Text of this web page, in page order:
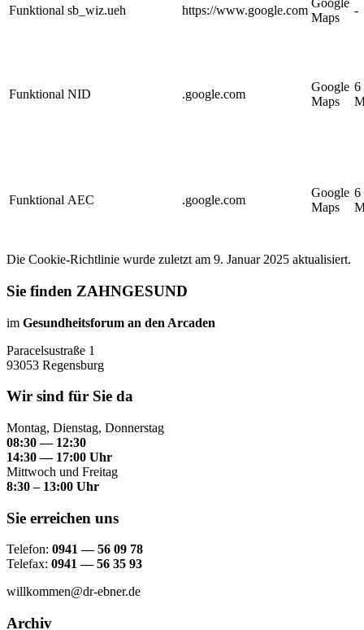
Funktional sb_wiz.ueh https://www.google.com
Google
Maps
-
Funktional NID .google.com
Google
Maps
6
Funktional AEC .google.com
Google
Maps
6
Die Cookie-Richtlinie wurde zuletzt am 9. Januar 2025 aktualisiert.
Sie finden ZAHNGESUND
im Gesundheitsforum an den Arcaden
Paracelsustraße 1
93053 Regensburg
Wir sind für Sie da
Montag, Dienstag, Donnerstag
08:30 — 12:30
14:30 — 17:00 Uhr
Mittwoch und Freitag
8:30 – 13:00 Uhr
Sie erreichen uns
Telefon: 0941 — 56 09 78
Telefax: 0941 — 56 35 93
willkommen@dr-ebner.de
Archiv